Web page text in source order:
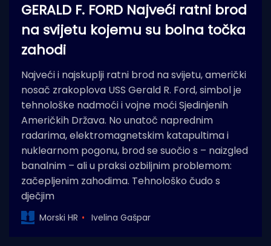
GERALD F. FORD Najveći ratni brod
na svijetu kojemu su bolna točka
zahodi
Najveći i najskuplji ratni brod na svijetu, američki
nosač zrakoplova USS Gerald R. Ford, simbol je
tehnološke nadmoći i vojne moći Sjedinjenih
Američkih Država. No unatoč naprednim
radarima, elektromagnetskim katapultima i
nuklearnom pogonu, brod se suočio s – naizgled
banalnim – ali u praksi ozbiljnim problemom:
začepljenim zahodima. Tehnološko čudo s
dječjim
Morski HR Ivelina Gašpar